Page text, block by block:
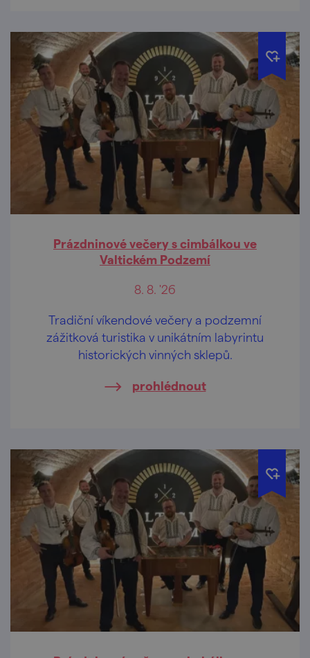
Prázdninové večery s cimbálkou ve
Valtickém Podzemí
8. 8. '26
Tradiční víkendové večery a podzemní
zážitková turistika v unikátním labyrintu
historických vinných sklepů.
prohlédnout